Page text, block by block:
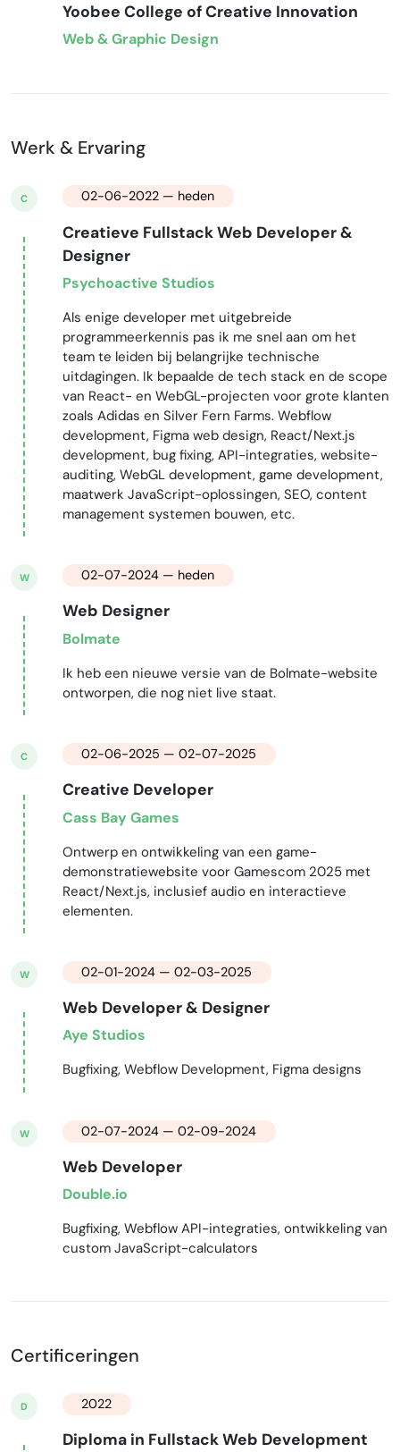
Yoobee College of Creative Innovation
Web & Graphic Design
Werk & Ervaring
C 02-06-2022 — heden
Creatieve Fullstack Web Developer &
Designer
Psychoactive Studios
Als enige developer met uitgebreide
programmeerkennis pas ik me snel aan om het
team te leiden bij belangrijke technische
uitdagingen. Ik bepaalde de tech stack en de scope
van React- en WebGL-projecten voor grote klanten
zoals Adidas en Silver Fern Farms. Webflow
development, Figma web design, React/Next.js
development, bug fixing, API-integraties, website-
auditing, WebGL development, game development,
maatwerk JavaScript-oplossingen, SEO, content
management systemen bouwen, etc.
W 02-07-2024 — heden
Web Designer
Bolmate
Ik heb een nieuwe versie van de Bolmate-website
ontworpen, die nog niet live staat.
C 02-06-2025 — 02-07-2025
Creative Developer
Cass Bay Games
Ontwerp en ontwikkeling van een game-
demonstratiewebsite voor Gamescom 2025 met
React/Next.js, inclusief audio en interactieve
elementen.
W 02-01-2024 — 02-03-2025
Web Developer & Designer
Aye Studios
Bugfixing, Webflow Development, Figma designs
W 02-07-2024 — 02-09-2024
Web Developer
Double.io
Bugfixing, Webflow API-integraties, ontwikkeling van
custom JavaScript-calculators
Certificeringen
D 2022
Diploma in Fullstack Web Development